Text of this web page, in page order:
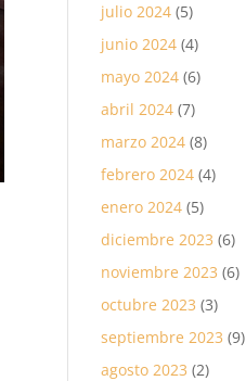
julio 2024 (5)
junio 2024 (4)
mayo 2024 (6)
abril 2024 (7)
marzo 2024 (8)
febrero 2024 (4)
enero 2024 (5)
diciembre 2023 (6)
noviembre 2023 (6)
octubre 2023 (3)
septiembre 2023 (9)
agosto 2023 (2)